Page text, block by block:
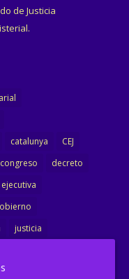
de Justicia
catalunya
CEJ
congreso
decreto
ejecutiva
justicia
de Justicia